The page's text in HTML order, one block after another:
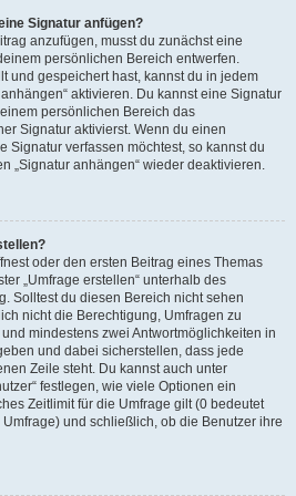
Signatur anfügen?
anzufügen, musst du zunächst eine
persönlichen Bereich entwerfen.
und gespeichert hast, kannst du in jedem
aktivieren. Du kannst eine Signatur
persönlichen Bereich das
Signatur aktivierst. Wenn du einen
Signatur verfassen möchtest, so kannst du
„Signatur anhängen“ wieder deaktivieren.
oder den ersten Beitrag eines Themas
„Umfrage erstellen“ unterhalb des
Solltest du diesen Bereich nicht sehen
nicht die Berechtigung, Umfragen zu
mindestens zwei Antwortmöglichkeiten in
und dabei sicherstellen, dass jede
Zeile steht. Du kannst auch unter
festlegen, wie viele Optionen ein
Zeitlimit für die Umfrage gilt (0 bedeutet
und schließlich, ob die Benutzer ihre